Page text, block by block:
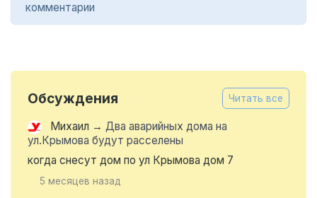
комментарии
Обсуждения Читать все
Михаил → Два аварийных дома на
ул.Крымова будут расселены
когда снесут дом по ул Крымова дом 7
5 месяцев назад